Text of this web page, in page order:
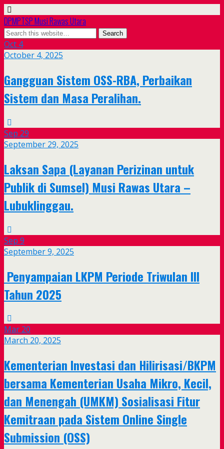
DPMPTSP Musi Rawas Utara
Oct 4
October 4, 2025
Gangguan Sistem OSS-RBA, Perbaikan
Sistem dan Masa Peralihan.
Sep 29
September 29, 2025
Laksan Sapa (Layanan Perizinan untuk
Publik di Sumsel) Musi Rawas Utara –
Lubuklinggau.
Sep 9
September 9, 2025
Penyampaian LKPM Periode Triwulan III
Tahun 2025
Mar 20
March 20, 2025
Kementerian Investasi dan Hilirisasi/BKPM
bersama Kementerian Usaha Mikro, Kecil,
dan Menengah (UMKM) Sosialisasi Fitur
Kemitraan pada Sistem Online Single
Submission (OSS)